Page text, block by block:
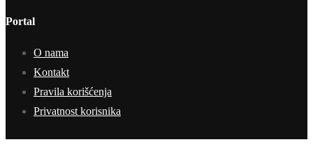
Portal
O nama
Kontakt
Pravila korišćenja
Privatnost korisnika